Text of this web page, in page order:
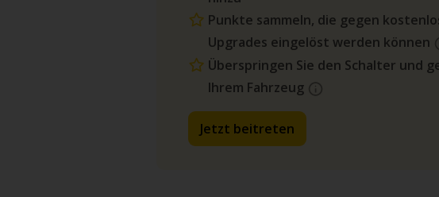
Punkte sammeln, die gegen
Upgrades eingelöst werden können
Überspringen Sie den Schalter und
Ihrem Fahrzeug
Jetzt beitreten